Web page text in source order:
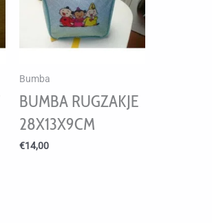
Bumba
BUMBA RUGZAKJE
28X13X9CM
€14,00